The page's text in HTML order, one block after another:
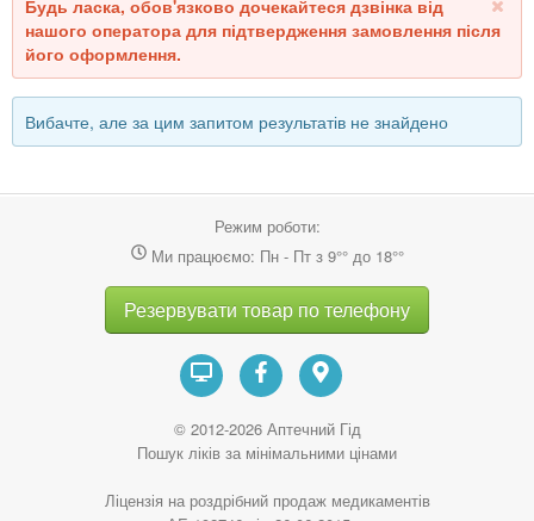
зменшує печіння та дискомфорт
мінімум подразнювальних компонентів
підходить під час загострення
шкіри з розацеа, 40 мл
допомагає зменшувати видимість судинної сітки
легка текстура
хороший варіант для щоденного використання
Зміцнювальна сироватка BIOMASKIN проти розацеа,
миттєвий ефект проти почервоніння
відновлення балансу мікробіому шкіри
також ідеально підходить для чутливої ​​шкіри
Будь ласка, обов'язково дочекайтеся дзвінка від
нашого оператора для підтвердження замовлення після
його оформлення.
Вибачте, але за цим запитом результатів не знайдено
Режим роботи:
Ми працюємо: Пн - Пт з 9°° до 18°°
Резервувати товар по телефону
© 2012-2026 Аптечний Гід
Пошук ліків за мінімальними цінами
Ліцензія на роздрібний продаж медикаментів